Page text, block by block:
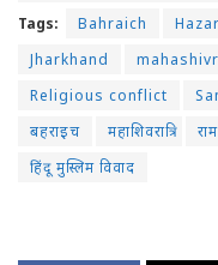
Tags:
Bahraich
Jharkhand
Religious conflict
बहराइच
महाशिवरात्रि
हिंदू मुस्लिम विवाद